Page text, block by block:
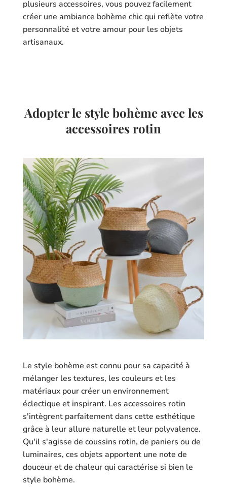
plusieurs accessoires, vous pouvez facilement
créer une ambiance bohème chic qui reflète votre
personnalité et votre amour pour les objets
artisanaux.
Adopter le style bohème avec les
accessoires rotin
Le style bohème est connu pour sa capacité à
mélanger les textures, les couleurs et les
matériaux pour créer un environnement
éclectique et inspirant. Les accessoires rotin
s'intègrent parfaitement dans cette esthétique
grâce à leur allure naturelle et leur polyvalence.
Qu'il s'agisse de coussins rotin, de paniers ou de
luminaires, ces objets apportent une note de
douceur et de chaleur qui caractérise si bien le
style bohème.